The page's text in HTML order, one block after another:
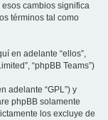
cambios significa
términos tal como
en adelante “ellos”,
“phpBB Teams”)
adelante “GPL”) y
phpBB solamente
los excluye de